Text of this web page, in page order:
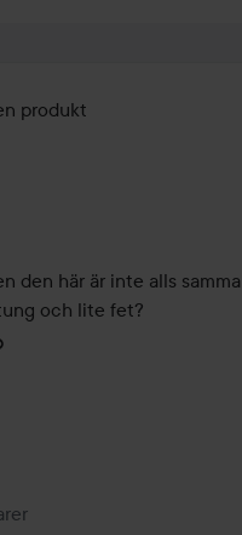
produkt
den här är inte alls
och lite fet?